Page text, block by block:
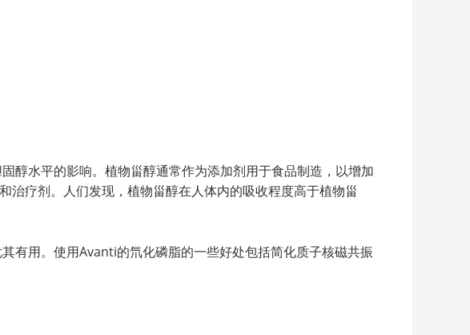
醇水平的影响。植物甾醇通常作为添加剂用于食品制造，以增加
治疗剂。人们发现，植物甾醇在人体内的吸收程度高于植物甾
有用。使用Avanti的氘化磷脂的一些好处包括简化质子核磁共振